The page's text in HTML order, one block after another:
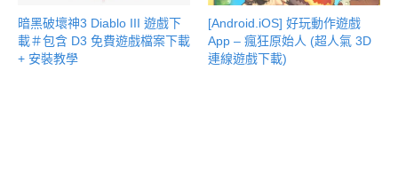
暗黑破壞神3 Diablo III 遊戲下
載＃包含 D3 免費遊戲檔案下載
+ 安裝教學
[Android.iOS] 好玩動作遊戲
App – 瘋狂原始人 (超人氣 3D
連線遊戲下載)